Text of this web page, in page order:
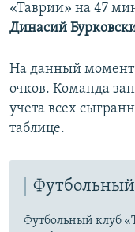
«Таврии» на 47
Динасий
На данный момент
очков. Команда
учета всех
таблице.
Футбольный клуб